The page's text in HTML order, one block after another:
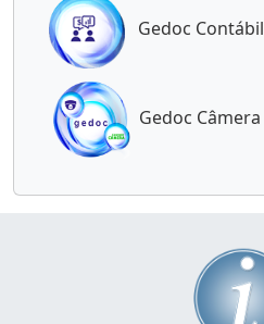
Gedoc Contábil
Gedoc Câmera